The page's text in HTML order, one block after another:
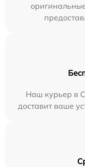
Наш курьер в
доставит ваше